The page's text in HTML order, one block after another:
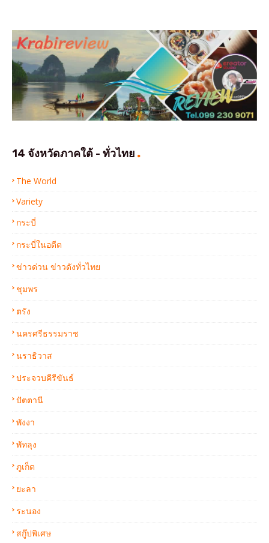
14 จังหวัดภาคใต้ - ทั่วไทย
The World
Variety
กระบี่
กระบี่ในอดีต
ข่าวด่วน ข่าวดังทั่วไทย
ชุมพร
ตรัง
นครศรีธรรมราช
นราธิวาส
ประจวบคีรีขันธ์
ปัตตานี
พังงา
พัทลุง
ภูเก็ต
ยะลา
ระนอง
สกู๊ปพิเศษ